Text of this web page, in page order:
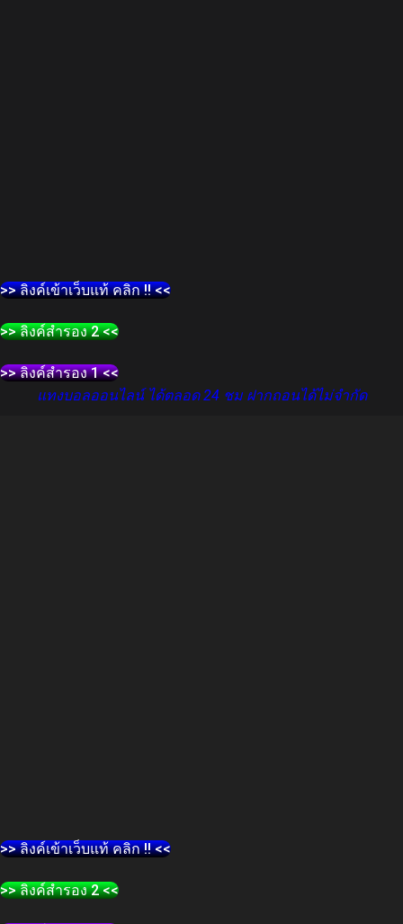
>> ลิงค์เข้าเว็บแท้ คลิก !! <<
>> ลิงค์สำรอง 2 <<
>> ลิงค์สำรอง 1 <<
แทงบอลออนไลน์ ได้ตลอด 24 ชม ฝากถอนได้ไม่จำกัด
>> ลิงค์เข้าเว็บแท้ คลิก !! <<
>> ลิงค์สำรอง 2 <<